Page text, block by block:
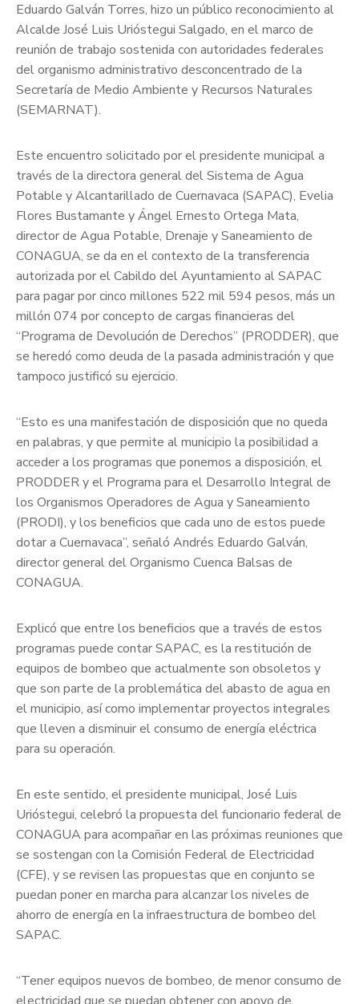
Eduardo Galván Torres, hizo un público reconocimiento al
Alcalde José Luis Urióstegui Salgado, en el marco de
reunión de trabajo sostenida con autoridades federales
del organismo administrativo desconcentrado de la
Secretaría de Medio Ambiente y Recursos Naturales
(SEMARNAT).
Este encuentro solicitado por el presidente municipal a
través de la directora general del Sistema de Agua
Potable y Alcantarillado de Cuernavaca (SAPAC), Evelia
Flores Bustamante y Ángel Ernesto Ortega Mata,
director de Agua Potable, Drenaje y Saneamiento de
CONAGUA, se da en el contexto de la transferencia
autorizada por el Cabildo del Ayuntamiento al SAPAC
para pagar por cinco millones 522 mil 594 pesos, más un
millón 074 por concepto de cargas financieras del
“Programa de Devolución de Derechos” (PRODDER), que
se heredó como deuda de la pasada administración y que
tampoco justificó su ejercicio.
“Esto es una manifestación de disposición que no queda
en palabras, y que permite al municipio la posibilidad a
acceder a los programas que ponemos a disposición, el
PRODDER y el Programa para el Desarrollo Integral de
los Organismos Operadores de Agua y Saneamiento
(PRODI), y los beneficios que cada uno de estos puede
dotar a Cuernavaca”, señaló Andrés Eduardo Galván,
director general del Organismo Cuenca Balsas de
CONAGUA.
Explicó que entre los beneficios que a través de estos
programas puede contar SAPAC, es la restitución de
equipos de bombeo que actualmente son obsoletos y
que son parte de la problemática del abasto de agua en
el municipio, así como implementar proyectos integrales
que lleven a disminuir el consumo de energía eléctrica
para su operación.
En este sentido, el presidente municipal, José Luis
Urióstegui, celebró la propuesta del funcionario federal de
CONAGUA para acompañar en las próximas reuniones que
se sostengan con la Comisión Federal de Electricidad
(CFE), y se revisen las propuestas que en conjunto se
puedan poner en marcha para alcanzar los niveles de
ahorro de energía en la infraestructura de bombeo del
SAPAC.
“Tener equipos nuevos de bombeo, de menor consumo de